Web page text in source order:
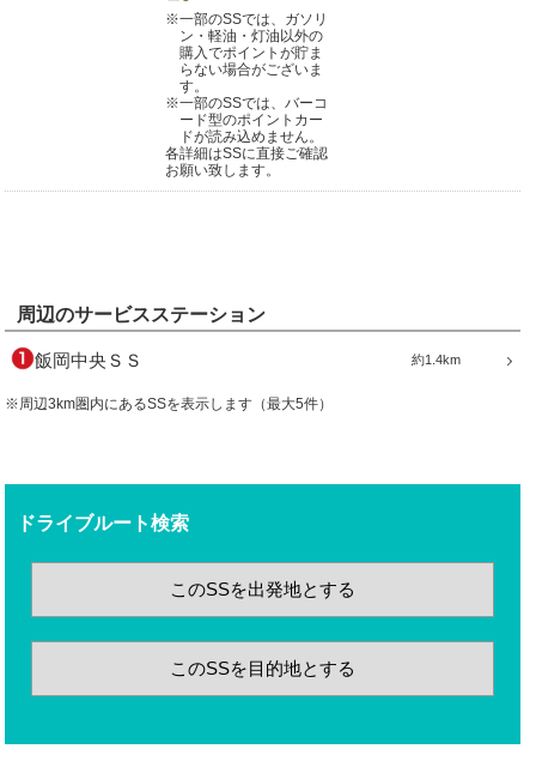
※一部のSSでは、ガソリ
ン・軽油・灯油以外の
購入でポイントが貯ま
らない場合がございま
す。
※一部のSSでは、バーコ
ード型のポイントカー
ドが読み込めません。
各詳細はSSに直接ご確認
お願い致します。
周辺のサービスステーション
約1.4km
飯岡中央ＳＳ
※周辺3km圏内にあるSSを表示します（最大5件）
ドライブルート検索
このSSを出発地とする
このSSを目的地とする